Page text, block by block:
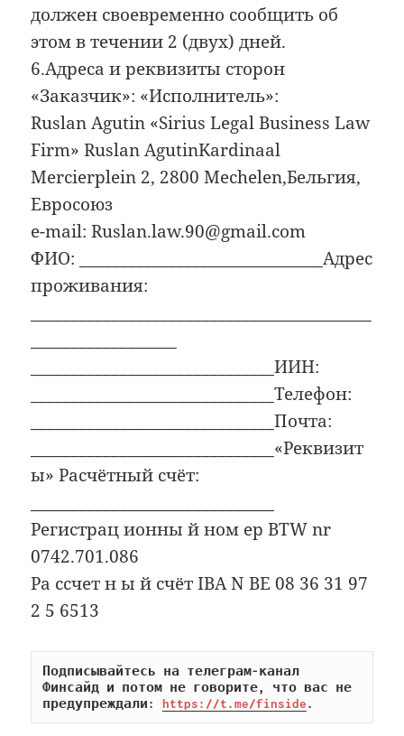
должен своевременно сообщить об
этом в течении 2 (двух) дней.
6.Адреса и реквизиты сторон
«Заказчик»: «Исполнитель»:
Ruslan Agutin «Sirius Legal Business Law
Firm» Ruslan AgutinKardinaal
Mercierplein 2, 2800 Mechelen,Бельгия,
Евросоюз
e-mail: Ruslan.law.90@gmail.com
ФИО: ______________________________Адрес
проживания:
______________________________ИИН:
______________________________Телефон:
______________________________Почта:
______________________________«Реквизит
ы» Расчётный счёт:
Регистрац ионны й ном ер BTW nr
0742.701.086
Ра ссчет н ы й счёт IBA N BE 08 36 31 97
2 5 6513
Подписывайтесь на телеграм-канал
Финсайд и потом не говорите, что вас не
предупреждали: https://t.me/finside.